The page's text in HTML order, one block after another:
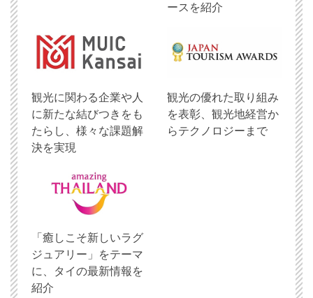
ースを紹介
観光に関わる企業や人
に新たな結びつきをも
たらし、様々な課題解
決を実現
観光の優れた取り組み
を表彰、観光地経営か
らテクノロジーまで
「癒しこそ新しいラグ
ジュアリー」をテーマ
に、タイの最新情報を
紹介